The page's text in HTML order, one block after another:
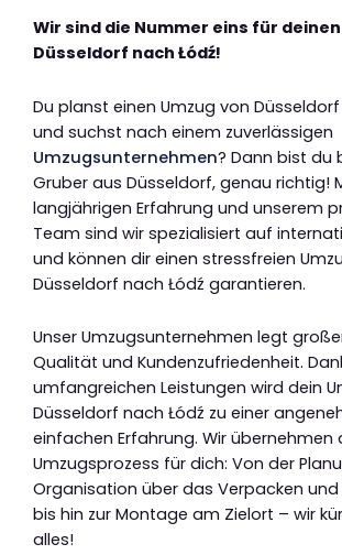
Wir sind die Nummer eins für
Düsseldorf nach Łódź!
Du planst einen Umzug von
und suchst nach einem zuverlässigen
Umzugsunternehmen? Dann bist du
Gruber aus Düsseldorf, genau richtig!
langjährigen Erfahrung und unserem
Team sind wir spezialisiert auf
und können dir einen stressfreien
Düsseldorf nach Łódź garantieren.
Unser Umzugsunternehmen legt
Qualität und Kundenzufriedenheit.
umfangreichen Leistungen wird dein
Düsseldorf nach Łódź zu einer
einfachen Erfahrung. Wir
Umzugsprozess für dich: Von der
Organisation über das Verpacken
bis hin zur Montage am Zielort – wir
alles!